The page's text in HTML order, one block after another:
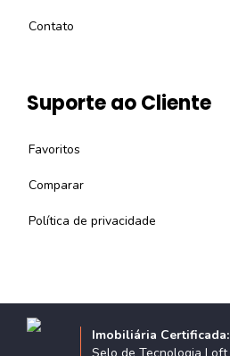
Contato
Suporte ao Cliente
Favoritos
Comparar
Política de privacidade
Imobiliária Certificada: